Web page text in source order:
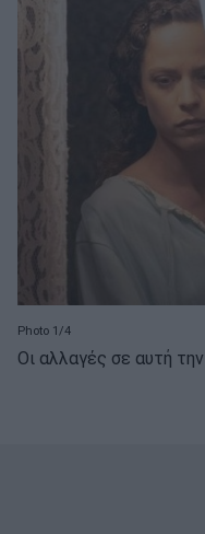
Photo 1/4
Οι αλλαγές σε αυτή